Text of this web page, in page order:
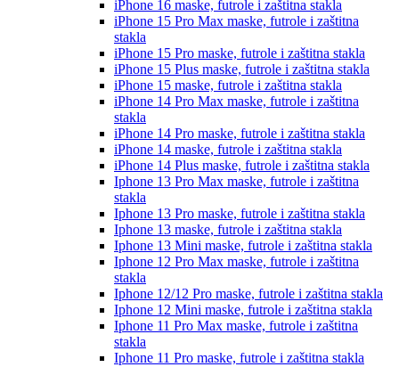
iPhone 16 maske, futrole i zaštitna stakla
iPhone 15 Pro Max maske, futrole i zaštitna
stakla
iPhone 15 Pro maske, futrole i zaštitna stakla
iPhone 15 Plus maske, futrole i zaštitna stakla
iPhone 15 maske, futrole i zaštitna stakla
iPhone 14 Pro Max maske, futrole i zaštitna
stakla
iPhone 14 Pro maske, futrole i zaštitna stakla
iPhone 14 maske, futrole i zaštitna stakla
iPhone 14 Plus maske, futrole i zaštitna stakla
Iphone 13 Pro Max maske, futrole i zaštitna
stakla
Iphone 13 Pro maske, futrole i zaštitna stakla
Iphone 13 maske, futrole i zaštitna stakla
Iphone 13 Mini maske, futrole i zaštitna stakla
Iphone 12 Pro Max maske, futrole i zaštitna
stakla
Iphone 12/12 Pro maske, futrole i zaštitna stakla
Iphone 12 Mini maske, futrole i zaštitna stakla
Iphone 11 Pro Max maske, futrole i zaštitna
stakla
Iphone 11 Pro maske, futrole i zaštitna stakla